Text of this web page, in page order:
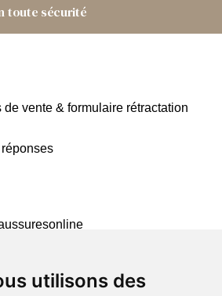
utilisons des
toute sécurité
vente & formulaire rétractation